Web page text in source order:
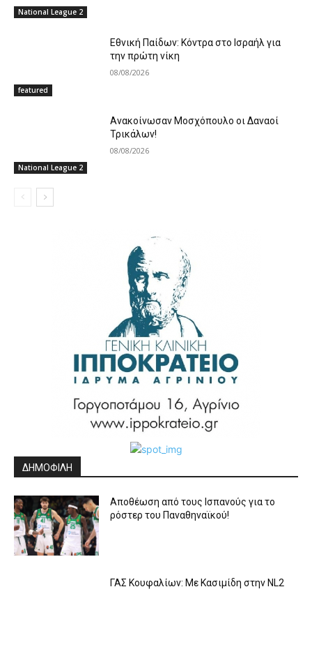
National League 2
featured
Εθνική Παίδων: Κόντρα στο Ισραήλ για
την πρώτη νίκη
08/08/2026
National League 2
Ανακοίνωσαν Μοσχόπουλο οι Δαναοί
Τρικάλων!
08/08/2026
ΔΗΜΟΦΙΛΗ
Αποθέωση από τους Ισπανούς για το
ρόστερ του Παναθηναϊκού!
ΓΑΣ Κουφαλίων: Με Κασιμίδη στην NL2